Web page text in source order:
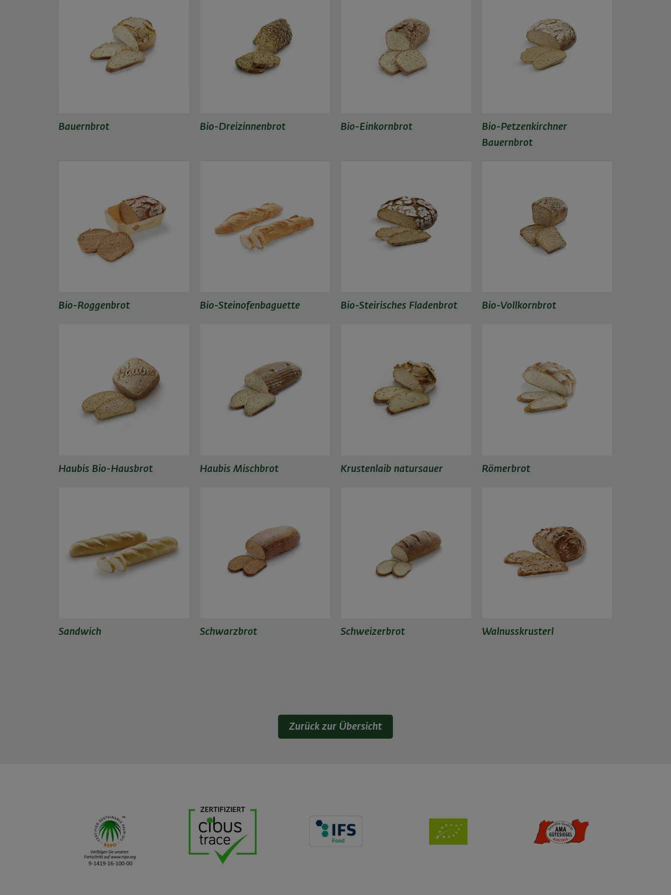
Bauernbrot Bio-Dreizinnenbrot Bio-Einkornbrot
Bio-Petzenkirchner
Bauernbrot
Bio-Roggenbrot Bio-Steinofenbaguette Bio-Steirisches Fladenbrot Bio-Vollkornbrot
Haubis Bio-Hausbrot Haubis Mischbrot Krustenlaib natursauer Römerbrot
Sandwich Schwarzbrot Schweizerbrot Walnusskrusterl
Zurück zur Übersicht